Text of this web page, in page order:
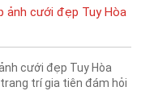
ảnh cưới đẹp Tuy Hòa
cưới đẹp Tuy Hòa
trí gia tiên đám hỏi